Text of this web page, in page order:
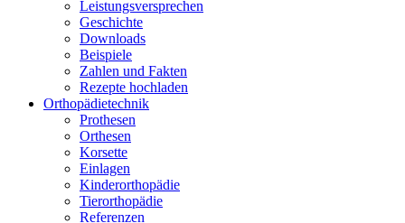
Leistungsversprechen
Geschichte
Downloads
Beispiele
Zahlen und Fakten
Rezepte hochladen
Orthopädietechnik
Prothesen
Orthesen
Korsette
Einlagen
Kinderorthopädie
Tierorthopädie
Referenzen